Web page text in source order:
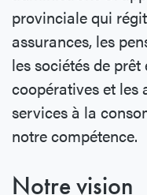
provinciale qui
assurances, les
les sociétés de
coopératives et les
services à la
notre compétence.
Notre vision